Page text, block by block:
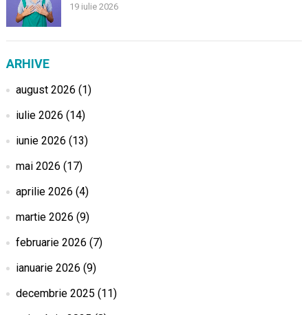
19 iulie 2026
ARHIVE
august 2026 (1)
iulie 2026 (14)
iunie 2026 (13)
mai 2026 (17)
aprilie 2026 (4)
martie 2026 (9)
februarie 2026 (7)
ianuarie 2026 (9)
decembrie 2025 (11)